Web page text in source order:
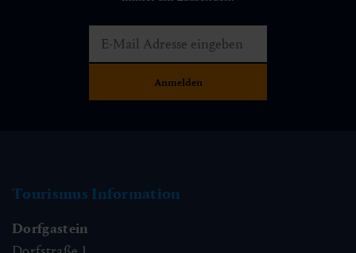
Tourismus Information
Dorfgastein